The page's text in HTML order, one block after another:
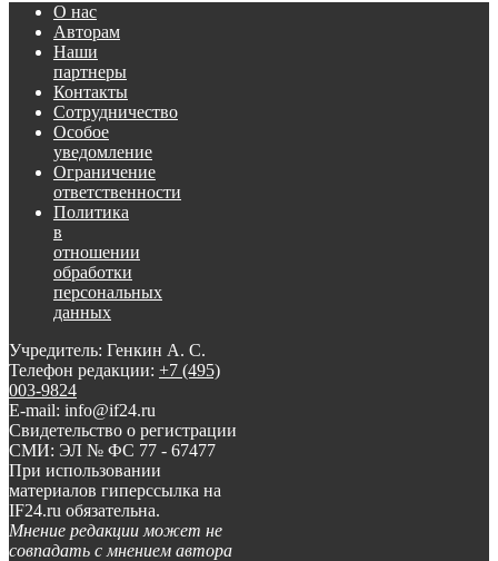
О нас
Авторам
Наши
партнеры
Контакты
Сотрудничество
Особое
уведомление
Ограничение
ответственности
Политика
в
отношении
обработки
персональных
данных
Учредитель: Генкин А. С.
Телефон редакции: +7 (495)
003-9824
E-mail: info@if24.ru
Свидетельство о регистрации
СМИ: ЭЛ № ФС 77 - 67477
При использовании
материалов гиперссылка на
IF24.ru обязательна.
Мнение редакции может не
совпадать с мнением автора